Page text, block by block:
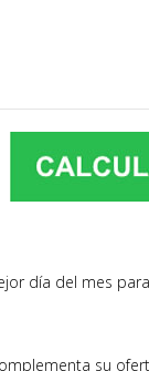
día del mes
su